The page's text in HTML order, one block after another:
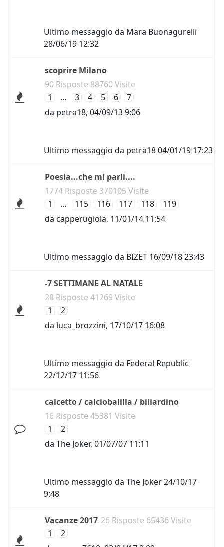
Ultimo messaggio da Mara Buonagurelli
28/06/19 12:32
scoprire Milano
90 Risposte 88760 Visite
1
… 3 4 5 6
7
da petra18, 04/09/13 9:06
Ultimo messaggio da petra1804/01/19 17:23
Poesia...che mi parli....
1774 Risposte 370105 Visite
1
… 115 116 117 118
119
da capperugiola, 11/01/14 11:54
Ultimo messaggio da BIZET 16/09/18 23:43
-7 SETTIMANE AL NATALE
28 Risposte 41269 Visite
1
2
da luca_brozzini, 17/10/17 16:08
Ultimo messaggio da Federal Republic
22/12/17 11:56
calcetto / calciobalilla / biliardino
16 Risposte 45381 Visite
1
2
da The Joker, 01/07/07 11:11
Ultimo messaggio da The Joker24/10/17
9:48
Vacanze 2017 26 Risposte 65436 Visite
1
2